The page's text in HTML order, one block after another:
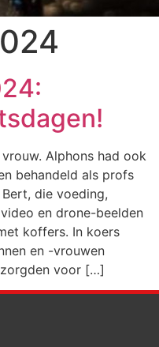
Alphons had ook
behandeld als profs
die voeding,
en drone-beelden
koffers. In koers
en -vrouwen
voor […]